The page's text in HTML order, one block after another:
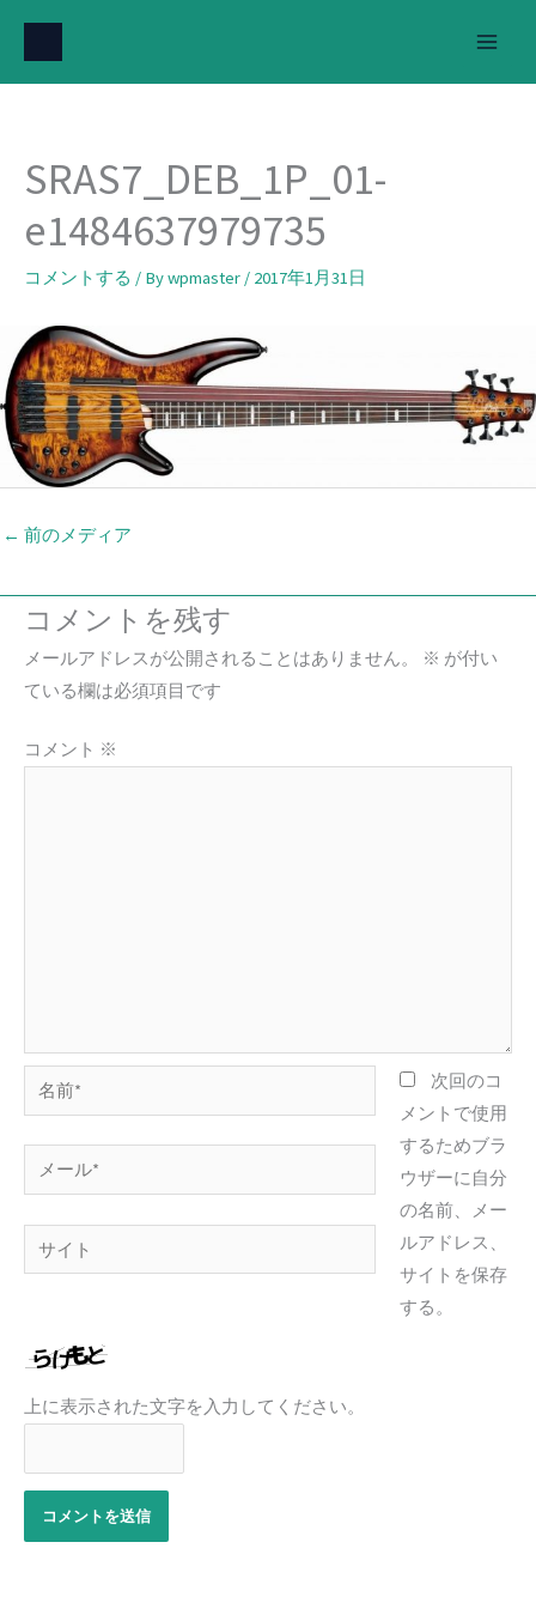
を
SRAS7_DEB_1P_01-
e1484637979735
コメントする / Bywpmaster / 2017年1月31日
← 前のメディア
コメントを残す
メールアドレスが公開されることはありません。 ※ が付い
ている欄は必須項目です
コメント ※
前
*
ー
ル
イ
次回のコ
メントで使用
するためブラ
ウザーに自分
の名前、メー
ルアドレス、
サイトを保存
する。
上に表示された文字を入力してください。